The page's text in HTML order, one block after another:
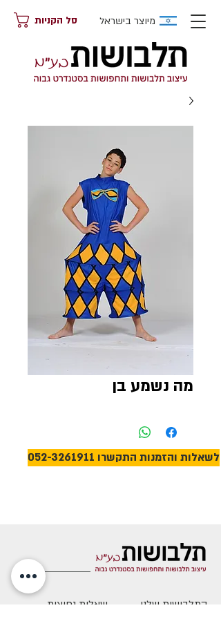
מיוצר בישראל סל הקניות
מה נשמע בן
לשאלות והזמנות התקשרו 052-3261911
שאלות נפוצות
התלבושות שלנו